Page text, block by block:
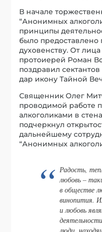
В начале
“Анонимных
принципы
было предоставлено
духовенству. От
протоиерей Роман
поздравил
дар икону Тайной
Священник Олег
проводимой работе
алкоголиками в
подчеркнул
дальнейшему
“Анонимных
Радость,
любовь –
в обществе
винопития.
и любовь